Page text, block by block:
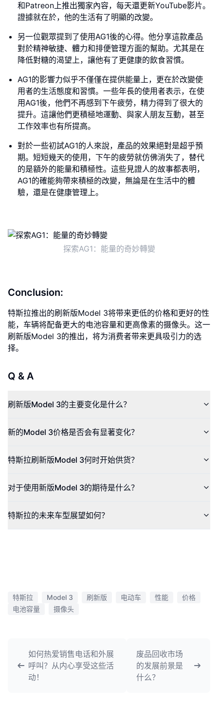
和Patreon上推出獨家內容，每天還更新YouTube影片。
證據就在於，他的生活有了明顯的改變。
另一位觀眾提到了使用AG1後的心得。他分享這款產品
對於精神敏捷、體力和排便管理方面的幫助。尤其是在
降低對糖的渴望上，讓他有了更健康的飲食習慣。
AG1的影響力似乎不僅僅在提供能量上，更在於改變使
用者的生活態度和習慣。一些年長的使用者表示，在使
用AG1後，他們不再感到下午疲勞，精力得到了很大的
提升。這讓他們更積極地運動、與家人朋友互動，甚至
工作效率也有所提高。
對於一些初試AG1的人來說，產品的效果絕對是超乎預
期。短短幾天的使用，下午的疲勞就仿佛消失了，替代
的是額外的能量和積極性。這些見證人的故事都表明，
AG1的確能夠帶來積極的改變，無論是在生活中的體
驗，還是在健康管理上。
探索AG1：能量的奇妙轉變
Conclusion:
特斯拉推出的刷新版Model 3将带来更低的价格和更好的性
能，车辆将配备更大的电池容量和更高像素的摄像头。这一
刷新版Model 3的推出，将为消费者带来更具吸引力的选
择。
Q & A
刷新版Model 3的主要变化是什么？
新的Model 3价格是否会有显著变化？
特斯拉刷新版Model 3何时开始供货？
对于使用新版Model 3的期待是什么？
特斯拉的未来车型展望如何？
特斯拉 Model 3 刷新版 电动车 性能
价格
电池容量
摄像头
如何热爱销售电话和外展
呼叫？从内心享受这些活
动！
废品回收市场
的发展前景是
什么？